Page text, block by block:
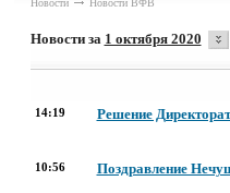
Новости Новости ВФВ
Новости за 1 октября 2020
14:19 Решение
10:56 Поздравление